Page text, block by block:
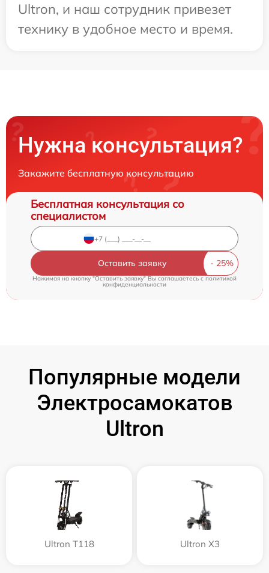
Ultron, и наш сотрудник привезет
технику в удобное место и время.
Нужна консультация?
Закажите бесплатную консультацию
Бесплатная консультация со
специалистом
Оставить заявку
Нажимая на кнопку "Оставить заявку" Вы соглашаетесь c политикой
конфиденциальности
Популярные модели
Электросамокатов
Ultron
Ultron T118 Ultron X3